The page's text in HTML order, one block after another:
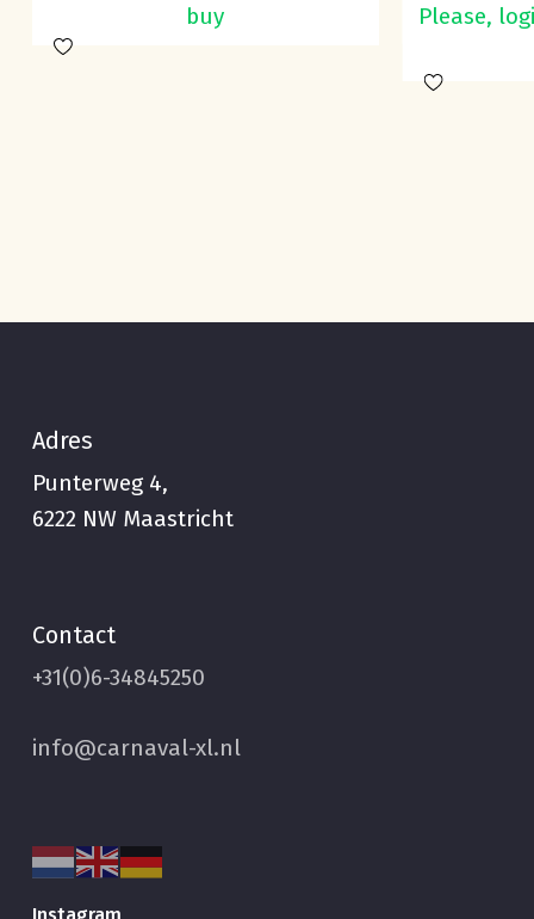
buy
Please,
Adres
Punterweg 4,
6222 NW Maastricht
Contact
+31(0)6-34845250
info@carnaval-xl.nl